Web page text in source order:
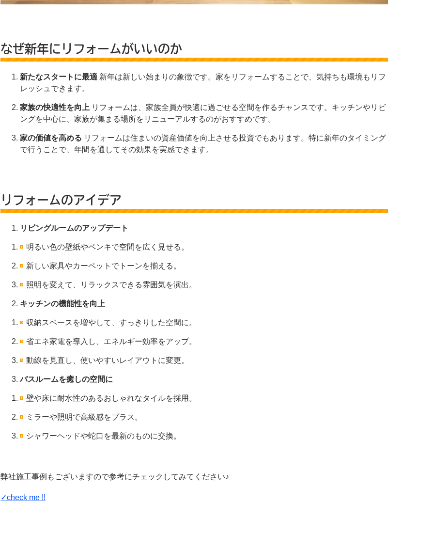
なぜ新年にリフォームがいいのか
新たなスタートに最適 新年は新しい始まりの象徴です。家をリフォームすることで、気持ちも環境もリフ
レッシュできます。
家族の快適性を向上 リフォームは、家族全員が快適に過ごせる空間を作るチャンスです。キッチンやリビ
ングを中心に、家族が集まる場所をリニューアルするのがおすすめです。
家の価値を高める リフォームは住まいの資産価値を向上させる投資でもあります。特に新年のタイミング
で行うことで、年間を通してその効果を実感できます。
リフォームのアイデア
リビングルームのアップデート
明るい色の壁紙やペンキで空間を広く見せる。
新しい家具やカーペットでトーンを揃える。
照明を変えて、リラックスできる雰囲気を演出。
キッチンの機能性を向上
収納スペースを増やして、すっきりした空間に。
省エネ家電を導入し、エネルギー効率をアップ。
動線を見直し、使いやすいレイアウトに変更。
バスルームを癒しの空間に
壁や床に耐水性のあるおしゃれなタイルを採用。
ミラーや照明で高級感をプラス。
シャワーヘッドや蛇口を最新のものに交換。
弊社施工事例もございますので参考にチェックしてみてください♪
✓check me !!